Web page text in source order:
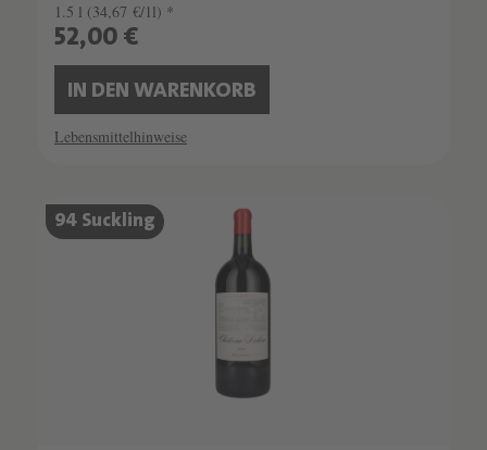
1.5 l (34,67 €/1l) *
52,00 €
IN DEN WARENKORB
Lebensmittelhinweise
94 Suckling